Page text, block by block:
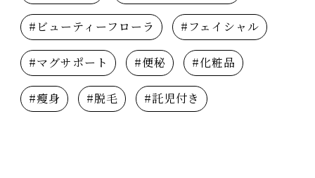
#ビューティーフローラ #フェイシャル
#マグサポート #便秘 #化粧品
#瘦身 #脱毛 #託児付き